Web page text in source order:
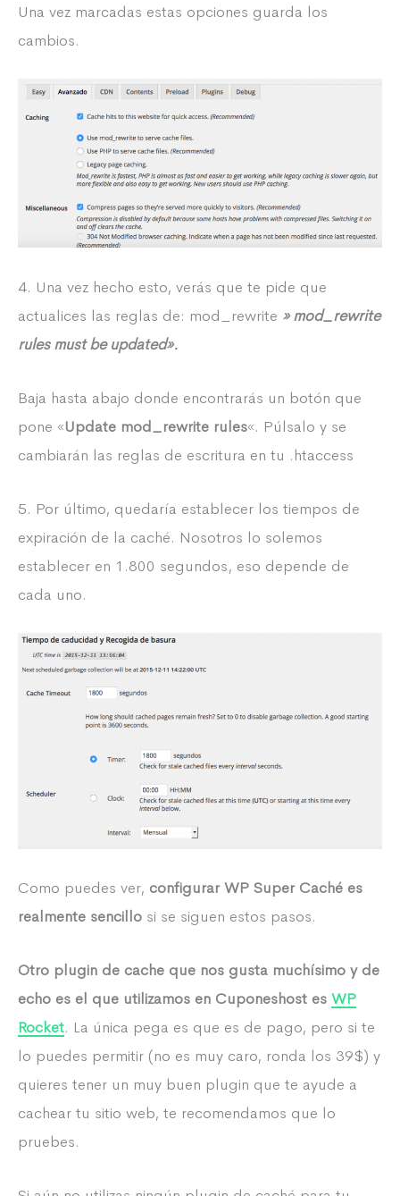
Una vez marcadas estas opciones guarda los
cambios.
4. Una vez hecho esto, verás que te pide que
actualices las reglas de: mod_rewrite » mod_rewrite
rules must be updated».
Baja hasta abajo donde encontrarás un botón que
pone «Update mod_rewrite rules«. Púlsalo y se
cambiarán las reglas de escritura en tu .htaccess
5. Por último, quedaría establecer los tiempos de
expiración de la caché. Nosotros lo solemos
establecer en 1.800 segundos, eso depende de
cada uno.
Como puedes ver, configurar WP Super Caché es
realmente sencillo si se siguen estos pasos.
Otro plugin de cache que nos gusta muchísimo y de
echo es el que utilizamos en Cuponeshost es WP
Rocket. La única pega es que es de pago, pero si te
lo puedes permitir (no es muy caro, ronda los 39$) y
quieres tener un muy buen plugin que te ayude a
cachear tu sitio web, te recomendamos que lo
pruebes.